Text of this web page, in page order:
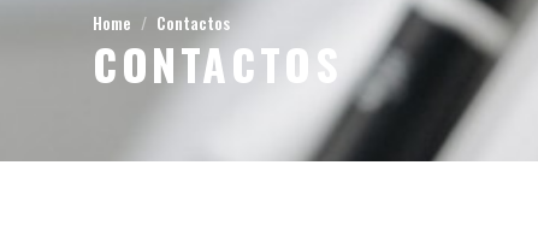
Home Contactos
CONTACTOS